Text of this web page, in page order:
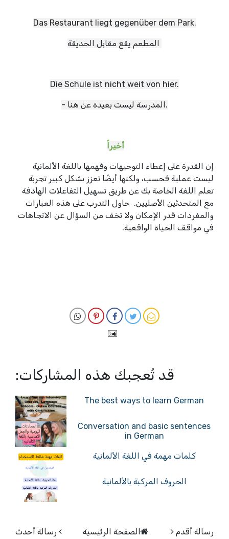
Das Restaurant liegt gegenüber dem Park.
Die Schule ist nicht weit von hier.
- المدرسة ليست بعيدة عن هنا.
أخيراً
إن القدرة على إعطاء التوجيهات وفهمها باللغة الألمانية
ليست عملية فحسب، ولكنها أيضًا تعزز بشكل كبير تجربة
تعلم اللغة الخاصة بك عن طريق تسهيل التفاعلات الهادفة
مع المتحدثين الأصليين. حاول التدرب على هذه العبارات
والمفردات قدر الإمكان ولا تخف من السؤال عن الاتجاهات
في مواقف الحياة الواقعية.
قد تُعجبك هذه المشاركات:
The best ways to learn German
Conversation and basic sentences
in German
كلمات مهمة في اللغة الألمانية
الحروف المركبة بالألمانية
رسالة أحدث رسالة أقدم الصفحة الرئيسية